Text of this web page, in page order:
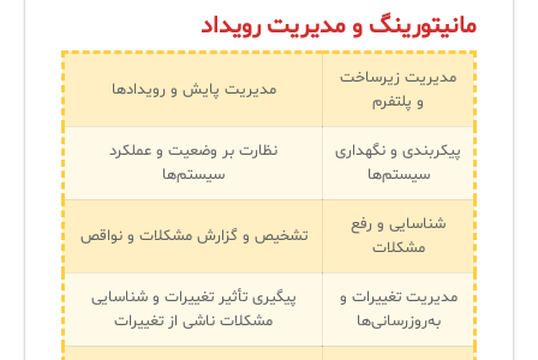
مانیتورینگ و مدیریت رویداد
مدیریت زیرساخت
و پلتفرم
مدیریت پایش و رویدادها
پیکربندی و نگهداری
سیستم‌ها
نظارت بر وضعیت و عملکرد
سیستم‌ها
شناسایی و رفع
مشکلات
تشخیص و گزارش مشکلات و نواقص
مدیریت تغییرات و
به‌روزرسانی‌ها
پیگیری تأثیر تغییرات و شناسایی
مشکلات ناشی از تغییرات
✦
مدیریت خدمات سازمانی
سرویس دسک پلاس MSP
اندپوینت سنترال [سامانه مدیریت نقاط پایانی]
AD360
◆
✦
مدیریت خدمات منابع انسانی
CIs Control
مجموعه راهکارهای آیناک
✦
آموزش سیستم مدیریت خدمات فناوری اطلاعات
نکته‌های کلیدی برای مدیر انفورماتیک
آموزش‌ ویدیویی مفاهیم سرویس دسک
ITIL & SDP
◆
لیست دوره‌ها
مقالات آموزشی